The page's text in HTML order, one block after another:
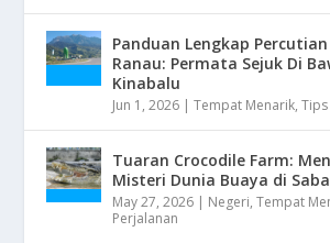
Panduan Lengkap
Ranau: Permata Sejuk Di
Kinabalu
Jun 1, 2026 |Tempat Menarik,
Tuaran Crocodile Farm:
Misteri Dunia Buaya di
May 27, 2026 Negeri,Tempat
Perjalanan